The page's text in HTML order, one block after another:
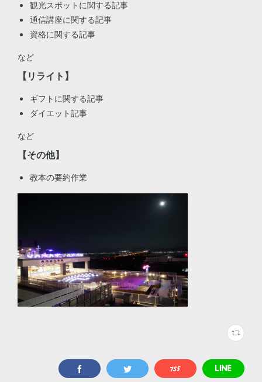
観光スポットに関する記事
通信講座に関する記事
資格に関する記事
など
【リライト】
ギフトに関する記事
ダイエット記事
など
【その他】
教本の要約作業